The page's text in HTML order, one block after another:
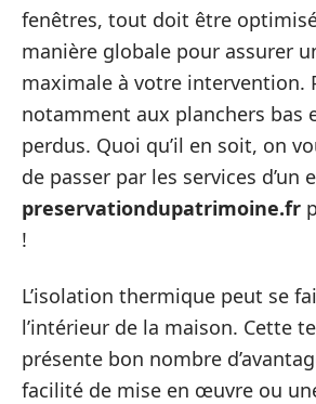
fenêtres, tout doit être
manière globale pour assurer
maximale à votre intervention.
notamment aux planchers bas
perdus. Quoi qu’il en soit, on
de passer par les services d’un
preservationdupatrimoine.fr
!
L’isolation thermique peut se
l’intérieur de la maison. Cette
présente bon nombre
facilité de mise en œuvre ou